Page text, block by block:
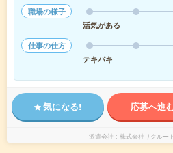
職場の様子
活気がある
仕事の仕方
テキパキ
気になる! 応募へ進
派遣会社 株式会社リクルー